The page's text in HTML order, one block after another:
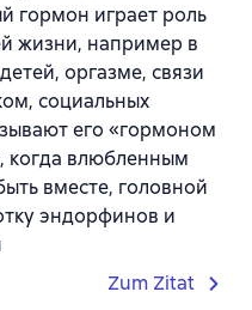
гормон играет роль
жизни, например в
оргазме, связи
социальных
его «гормоном
когда влюбленным
вместе, головной
эндорфинов и
Zum Zitat